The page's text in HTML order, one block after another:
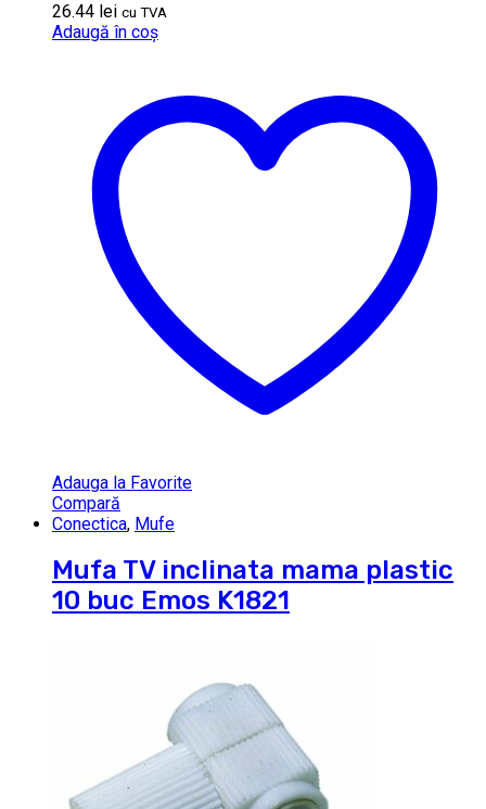
26.44 lei cu TVA
Adaugă în coș
Adauga la Favorite
Compară
Conectica, Mufe
Mufa TV inclinata mama plastic
10 buc Emos K1821